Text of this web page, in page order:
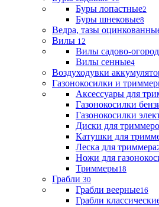
Буры лопастные2
Буры шнековые8
Ведра, тазы
Вилы 12
Вилы садово-
Вилы сенные4
Воздуходувки
Газонокосилки и
Аксессуары для
Газонокосилки
Газонокосилки
Диски для
Катушки для
Леска для триммера
Ножи для
Триммеры18
Грабли 30
Грабли веерные16
Грабли